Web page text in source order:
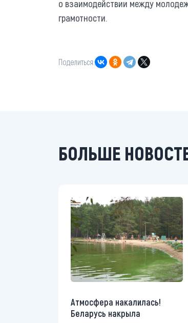
о взаимодействии между
грамотности.
Поделиться:
БОЛЬШЕ
Атмосфера накалилась!
Беларусь накрыла